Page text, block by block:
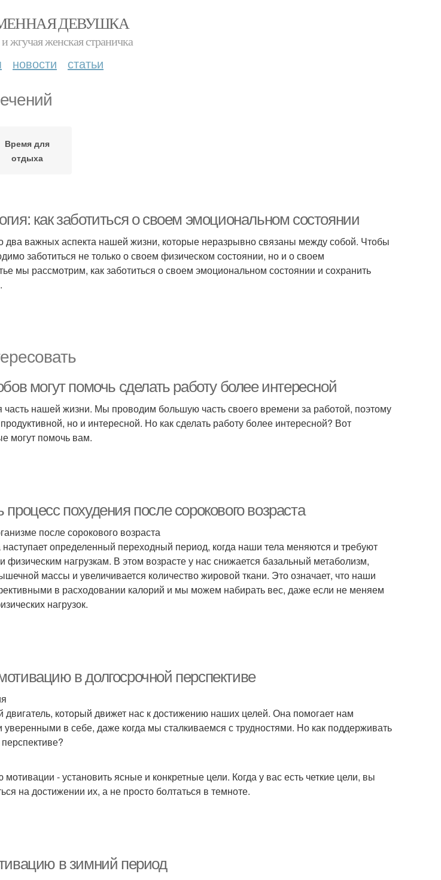
ДЕВУШКА
жгучая женская страничка
новости статьи
Время для
отдыха
как заботиться о своем эмоциональном состоянии
два важных аспекта нашей жизни, которые неразрывно связаны между собой. Чтобы
заботиться не только о своем физическом состоянии, но и о своем
мы рассмотрим, как заботиться о своем эмоциональном состоянии и сохранить
могут помочь сделать работу более интересной
часть нашей жизни. Мы проводим большую часть своего времени за работой, поэтому
но и интересной. Но как сделать работу более интересной? Вот
могут помочь вам.
похудения после сорокового возраста
после сорокового возраста
наступает определенный переходный период, когда наши тела меняются и требуют
физическим нагрузкам. В этом возрасте у нас снижается базальный метаболизм,
массы и увеличивается количество жировой ткани. Это означает, что наши
в расходовании калорий и мы можем набирать вес, даже если не меняем
нагрузок.
в долгосрочной перспективе
двигатель, который движет нас к достижению наших целей. Она помогает нам
уверенными в себе, даже когда мы сталкиваемся с трудностями. Но как поддерживать
- установить ясные и конкретные цели. Когда у вас есть четкие цели, вы
на достижении их, а не просто болтаться в темноте.
в зимний период